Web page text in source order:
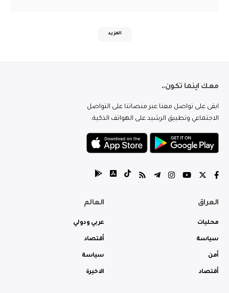
المزيد
معك اينما تكون..
ابقى على تواصل معنا عبر منصاتنا على التواصل
الاجتماعي وتطبيق الرشيد على الهواتف الذكية.
العراق
محليات
سياسة
أمن
أقتصاد
العالم
عربي ودولي
أقتصاد
سياسة
الاخيرة